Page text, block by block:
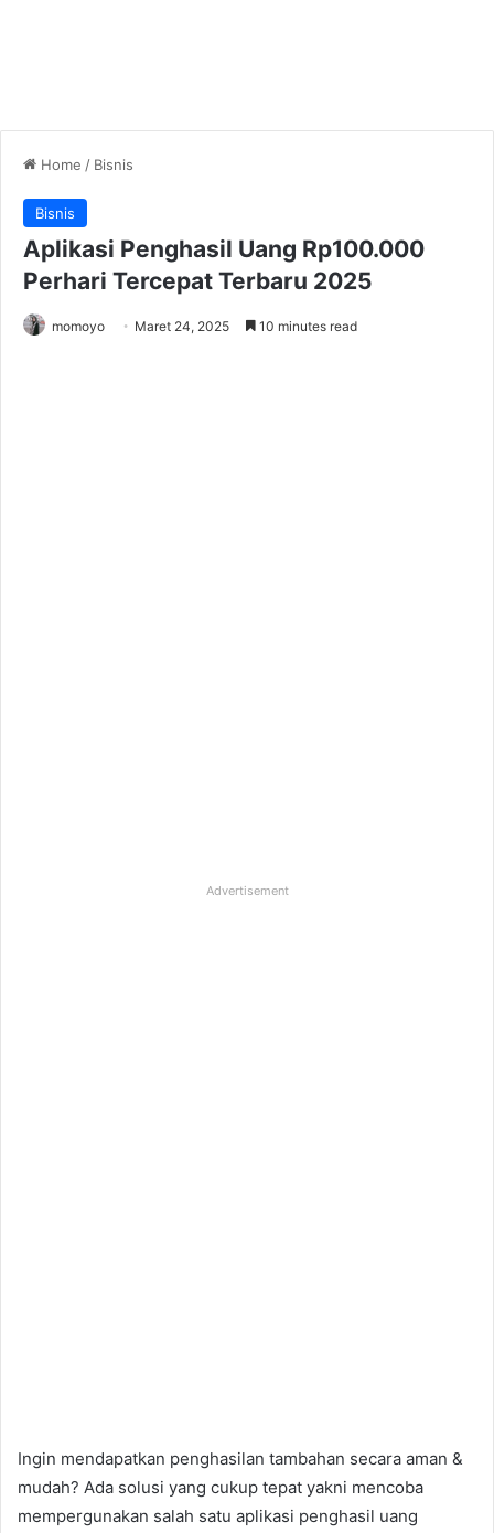
Home / Bisnis
Bisnis
Aplikasi Penghasil Uang Rp100.000
Perhari Tercepat Terbaru 2025
momoyo Maret 24, 2025 10 minutes read
Advertisement
Ingin mendapatkan penghasilan tambahan secara aman &
mudah? Ada solusi yang cukup tepat yakni mencoba
mempergunakan salah satu aplikasi penghasil uang